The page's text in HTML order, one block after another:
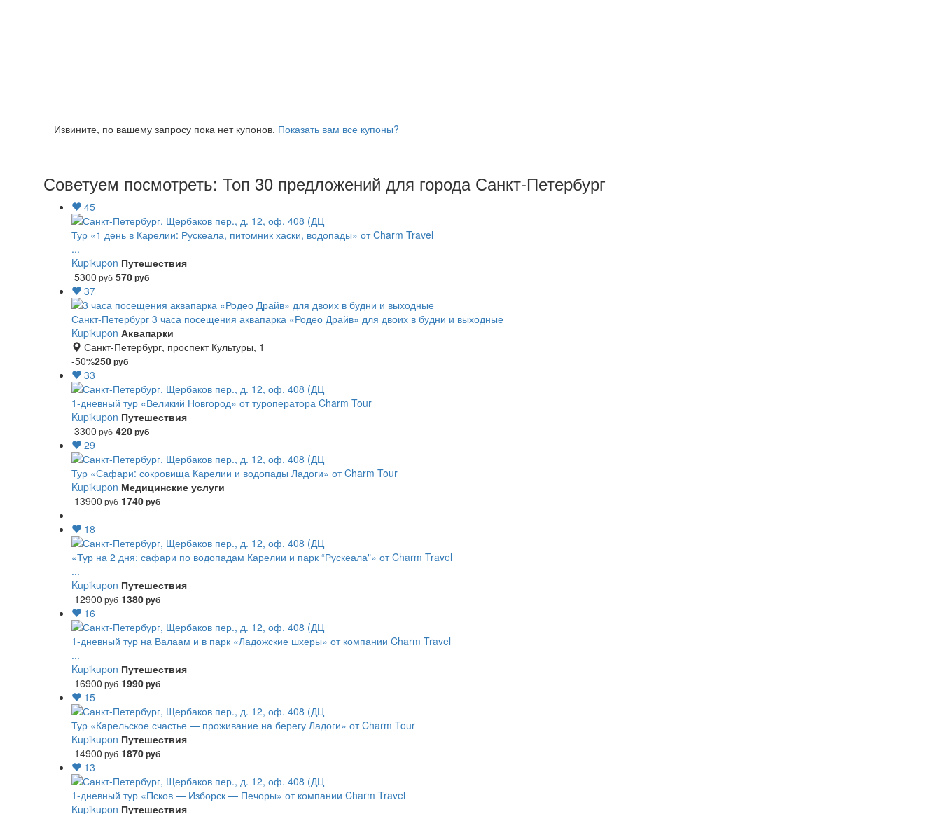
Извините, по вашему запросу пока нет купонов. Показать вам все купоны?
Советуем посмотреть: Топ 30 предложений для города Санкт-Петербург
45
Тур «1 день в Карелии: Рускеала, питомник хаски, водопады» от Charm Travel
...
Kupikupon Путешествия
5300 руб 570руб
37
Санкт-Петербург 3 часа посещения аквапарка «Родео Драйв» для двоих в будни и выходные
Kupikupon Аквапарки
Санкт-Петербург, проспект Культуры, 1
-50%250руб
33
1-дневный тур «Великий Новгород» от туроператора Charm Tour
Kupikupon Путешествия
3300 руб 420руб
29
Тур «Сафари: сокровища Карелии и водопады Ладоги» от Charm Tour
Kupikupon Медицинские услуги
13900 руб 1740руб
18
«Тур на 2 дня: сафари по водопадам Карелии и парк “Рускеала"» от Charm Travel
...
Kupikupon Путешествия
12900 руб 1380руб
16
1-дневный тур на Валаам и в парк «Ладожские шхеры» от компании Charm Travel
...
Kupikupon Путешествия
16900 руб 1990руб
15
Тур «Карельское счастье — проживание на берегу Ладоги» от Charm Tour
Kupikupon Путешествия
14900 руб 1870руб
13
1-дневный тур «Псков — Изборск — Печоры» от компании Charm Travel
Kupikupon Путешествия